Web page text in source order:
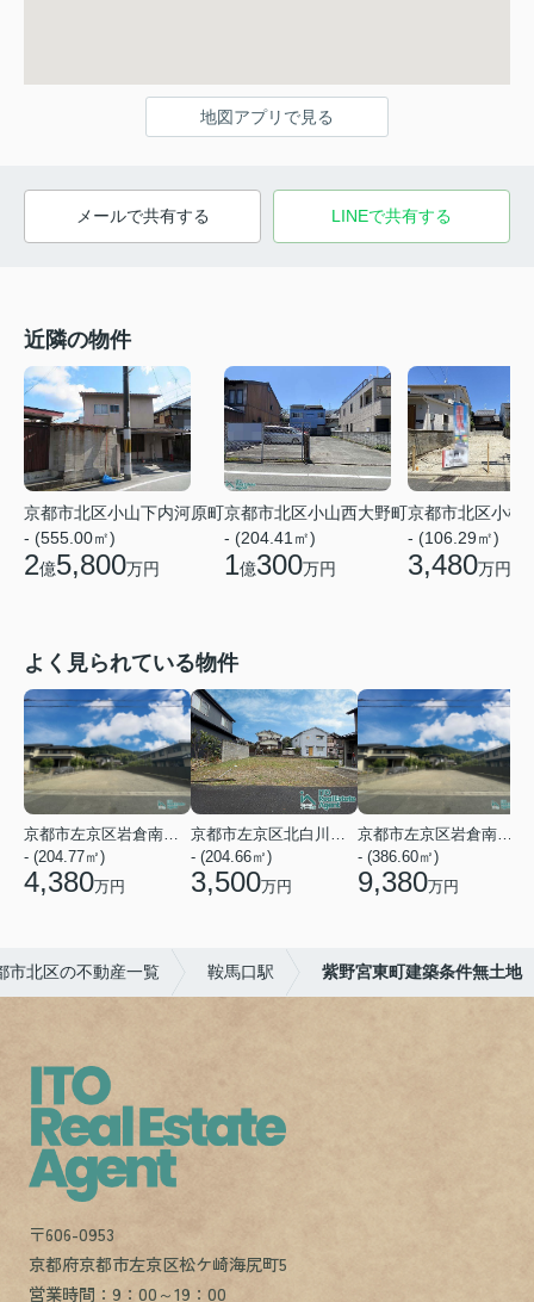
地図アプリで見る
メールで共有する LINEで共有する
近隣の物件
京都市北区小山下内河原町
- (555.00㎡)
2億5,800万円
京都市北区小山西大野町
- (204.41㎡)
1億300万円
京都市北区小松
- (106.29㎡)
3,480万円
よく見られている物件
- (204.77㎡)
4,380万円
- (204.66㎡)
3,500万円
- (386.60㎡)
9,380万円
市北区の不動産一覧 鞍馬口駅 紫野宮東町建築条件無土地
〒606-0953
京都府京都市左京区松ケ崎海尻町5
営業時間：9：00～19：00